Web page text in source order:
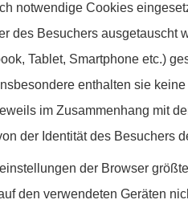
notwendige Cookies
des Besuchers
Tablet, Smartphone etc.)
enthalten sie
im Zusammenhang mit
der Identität des Besuchers
der Browser
den verwendeten Geräten